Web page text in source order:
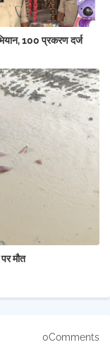
100 प्रकरण दर्ज
मौत
0Comments